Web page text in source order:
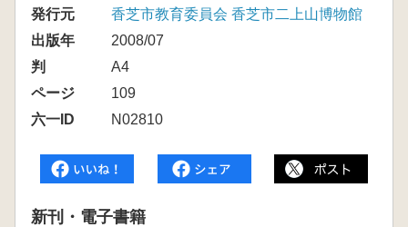
発行元
香芝市教育委員会 香芝市二上山博物館
出版年
2008/07
判
A4
ページ
109
六一ID
N02810
新刊・電子書籍